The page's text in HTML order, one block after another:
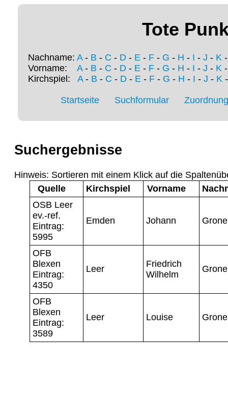
Tote
Nachname: A- B - C - D - E - F - G - H - I - J - K
Vorname: A- B - C - D - E - F - G - H - I - J - K
Kirchspiel: A- B - C - D- E- F- G - H - I - J - K
Startseite Suchformular
Suchergebnisse
Hinweis: Sortieren mit einem Klick auf die
Quelle
Kirchspiel Vorname
OSB Leer
ev.-ref.
Eintrag:
5995
Emden Johann
OFB
Blexen
Eintrag:
4350
Leer
Friedrich
Wilhelm
OFB
Blexen
Eintrag:
3589
Leer Louise